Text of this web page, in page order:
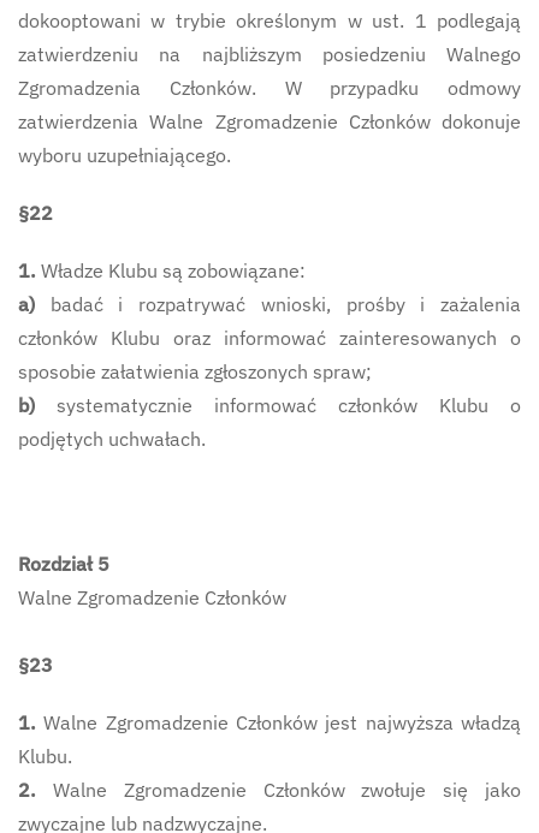
dokooptowani w trybie określonym w ust. 1 podlegają
zatwierdzeniu na najbliższym posiedzeniu Walnego
Zgromadzenia Członków. W przypadku odmowy
zatwierdzenia Walne Zgromadzenie Członków dokonuje
wyboru uzupełniającego.
§22
1. Władze Klubu są zobowiązane:
a)
badać i rozpatrywać wnioski, prośby i zażalenia
członków Klubu oraz informować zainteresowanych o
sposobie załatwienia zgłoszonych spraw;
b)
systematycznie informować członków Klubu o
podjętych uchwałach.
Rozdział 5
Walne Zgromadzenie Członków
§23
1. Walne Zgromadzenie Członków jest najwyższa władzą
Klubu.
2.
Walne Zgromadzenie Członków zwołuje się jako
zwyczajne lub nadzwyczajne.